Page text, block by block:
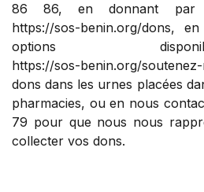
86 86, en donnant par
https://sos-benin.org/dons, en
options
https://sos-benin.org/
dons dans les urnes placées
pharmacies, ou en nous
79 pour que nous nous
collecter vos dons.